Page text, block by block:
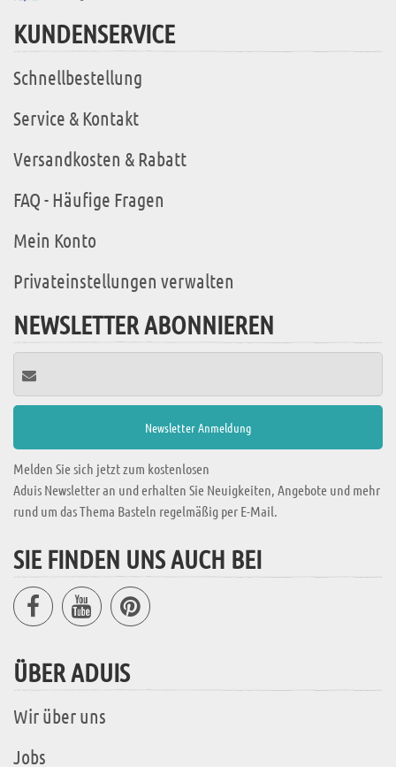
KUNDENSERVICE
Schnellbestellung
Service & Kontakt
Versandkosten & Rabatt
FAQ - Häufige Fragen
Mein Konto
Privateinstellungen verwalten
NEWSLETTER ABONNIEREN
Melden Sie sich jetzt zum kostenlosen
Aduis Newsletter an und erhalten Sie Neuigkeiten, Angebote und mehr
rund um das Thema Basteln regelmäßig per E-Mail.
SIE FINDEN UNS AUCH BEI
ÜBER ADUIS
Wir über uns
Jobs